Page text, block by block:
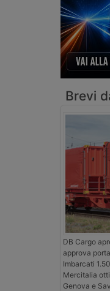
Brevi
DB Cargo
approva
Imbarcati
Mercitalia
Genova e